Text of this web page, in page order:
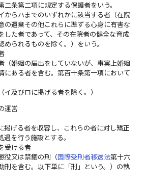
二条第二項に規定する保護者をいう。
らハまでのいずれかに該当する者（在院
の遺棄その他これらに準ずる心身に有害な
した者であって、その在院者の健全な育成
められるものを除く。）をいう。
（婚姻の届出をしていないが、事実上婚姻
にある者を含む。第百十条第一項において
イ及びロに掲げる者を除く。）
運営
掲げる者を収容し、これらの者に対し矯正
を行う施設とする。
受ける者
役又は禁錮の刑（国際受刑者移送法第十六
刑を含む。以下単に「刑」という。）の執